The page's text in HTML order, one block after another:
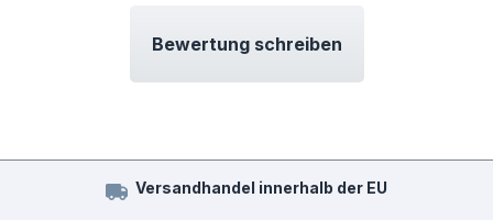
Bewertung schreiben
Versandhandel innerhalb der EU